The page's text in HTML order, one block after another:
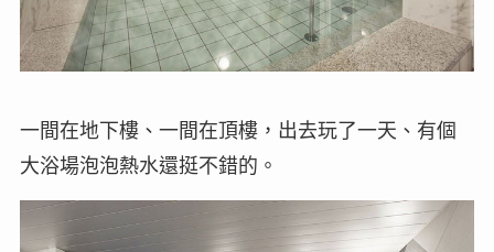
一間在地下樓、一間在頂樓，出去玩了一天、有個
大浴場泡泡熱水還挺不錯的。